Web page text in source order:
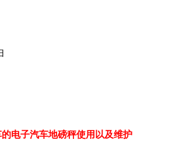
汽车地磅秤使用以及维护